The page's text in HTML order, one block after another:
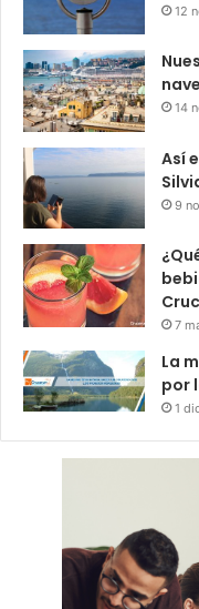
12
14
Así
9
7
La
por
1